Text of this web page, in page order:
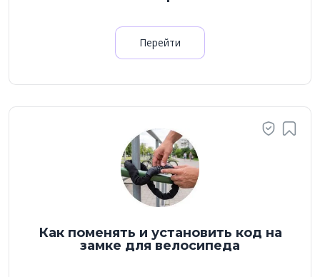
Перейти
Как поменять и установить код на
замке для велосипеда